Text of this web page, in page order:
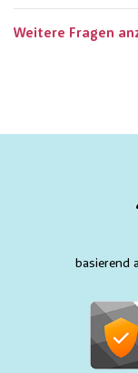
Weitere Fragen
basierend